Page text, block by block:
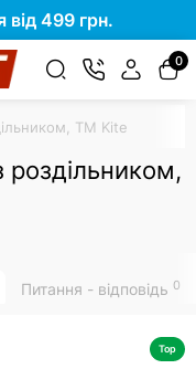
499 грн.
0
TM Kite
Питання - відповідь 0
Top